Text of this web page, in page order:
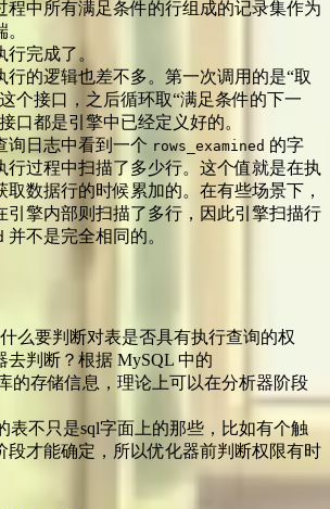
程中所有满足条件的行组成的记录集作为
完成了。
行的逻辑也差不多。第一次调用的是“取
个接口，之后循环取“满足条件的下一
口都是引擎中已经定义好的。
询日志中看到一个 rows_examined 的字
行过程中扫描了多少行。这个值就是在执
数据行的时候累加的。在有些场景下，
引擎内部则扫描了多行，因此引擎扫描行
并不是完全相同的。
么要判断对表是否具有执行查询的权
去判断？根据 MySQL 中的
库的存储信息，理论上可以在分析器阶段
表不只是sql字面上的那些，比如有个触
段才能确定，所以优化器前判断权限有时